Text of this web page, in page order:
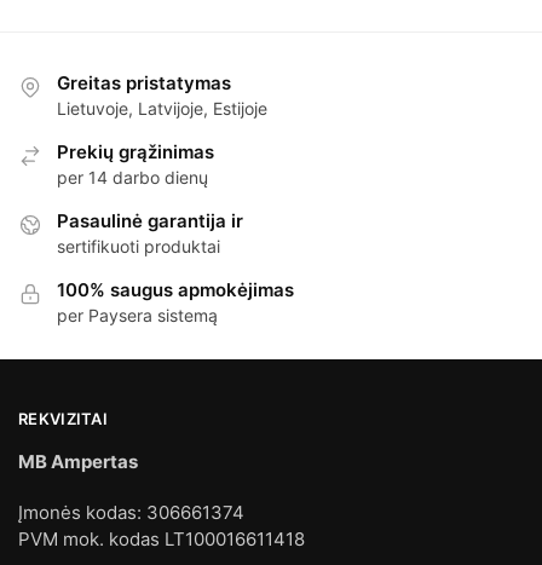
Greitas pristatymas
Lietuvoje, Latvijoje, Estijoje
Prekių grąžinimas
per 14 darbo dienų
Pasaulinė garantija ir
sertifikuoti produktai
100% saugus apmokėjimas
per Paysera sistemą
REKVIZITAI
MB Ampertas
Įmonės kodas: 306661374
PVM mok. kodas LT100016611418